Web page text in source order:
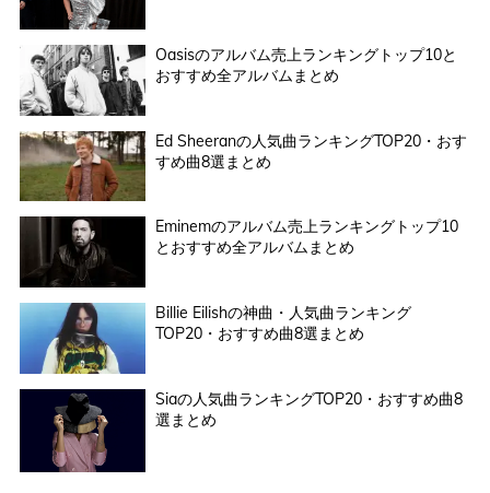
Oasisのアルバム売上ランキングトップ10と
おすすめ全アルバムまとめ
Ed Sheeranの人気曲ランキングTOP20・おす
すめ曲8選まとめ
Eminemのアルバム売上ランキングトップ10
とおすすめ全アルバムまとめ
Billie Eilishの神曲・人気曲ランキング
TOP20・おすすめ曲8選まとめ
Siaの人気曲ランキングTOP20・おすすめ曲8
選まとめ